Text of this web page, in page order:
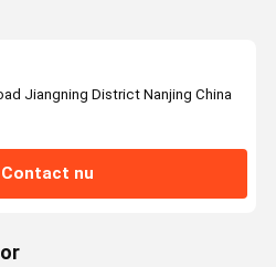
Jiangning District Nanjing China
Contact nu